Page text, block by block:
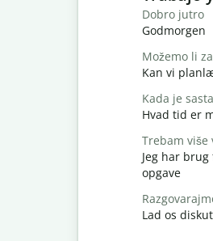
Dobro jutro
Godmorgen
Možemo li
Kan vi
Kada je
Hvad tid er
Trebam više
Jeg har
opgave
Lad os